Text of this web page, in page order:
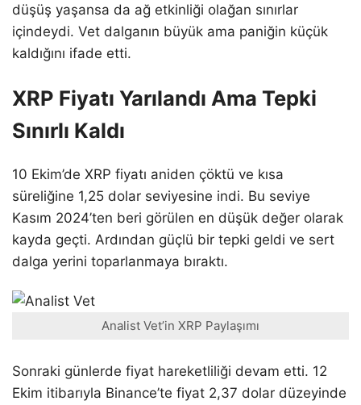
düşüş yaşansa da ağ etkinliği olağan sınırlar
içindeydi. Vet dalganın büyük ama paniğin küçük
kaldığını ifade etti.
XRP Fiyatı Yarılandı Ama Tepki
Sınırlı Kaldı
10 Ekim’de XRP fiyatı aniden çöktü ve kısa
süreliğine 1,25 dolar seviyesine indi. Bu seviye
Kasım 2024’ten beri görülen en düşük değer olarak
kayda geçti. Ardından güçlü bir tepki geldi ve sert
dalga yerini toparlanmaya bıraktı.
Analist Vet’in XRP Paylaşımı
Sonraki günlerde fiyat hareketliliği devam etti. 12
Ekim itibarıyla Binance’te fiyat 2,37 dolar düzeyinde